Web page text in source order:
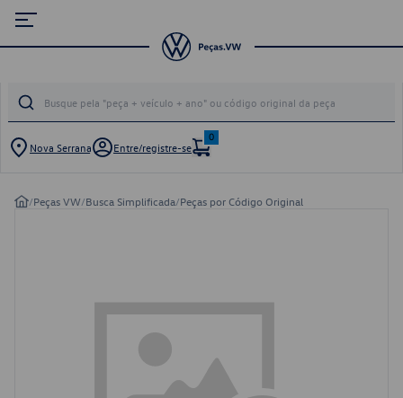
Nova Serrana Entre/registre-se
0
/Peças VW/Busca Simplificada/Peças por Código Original